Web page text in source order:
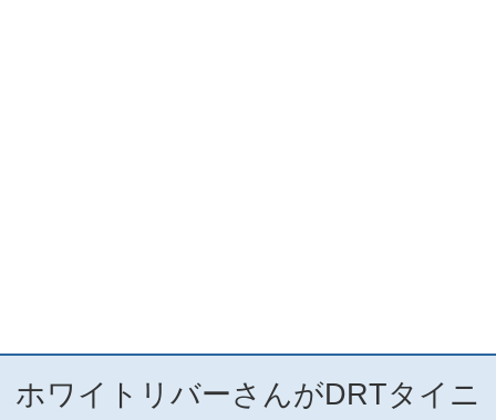
ホワイトリバーさんがDRTタイニ